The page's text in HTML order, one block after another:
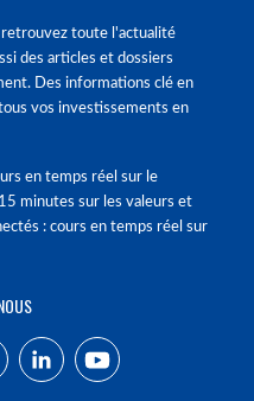
retrouvez toute l'actualité
des articles et dossiers
Des informations clé en
vos investissements en
en temps réel sur le
minutes sur les valeurs et
: cours en temps réel sur